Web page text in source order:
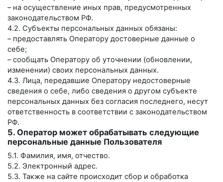
– на осуществление иных прав, предусмотренных
законодательством РФ.
4.2. Субъекты персональных данных обязаны:
– предоставлять Оператору достоверные данные о
себе;
– сообщать Оператору об уточнении (обновлении,
изменении) своих персональных данных.
4.3. Лица, передавшие Оператору недостоверные
сведения о себе, либо сведения о другом субъекте
персональных данных без согласия последнего, несут
ответственность в соответствии с законодательством
РФ.
5. Оператор может обрабатывать следующие
персональные данные Пользователя
5.1. Фамилия, имя, отчество.
5.2. Электронный адрес.
5.3. Также на сайте происходит сбор и обработка